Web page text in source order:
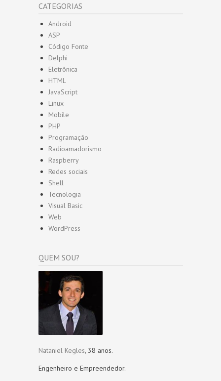
CATEGORIAS
Android
ASP
Código Fonte
Delphi
Eletrônica
HTML
JavaScript
Linux
Mobile
PHP
Programação
Radioamadorismo
Raspberry
Redes sociais
Shell
Tecnologia
Visual Basic
Web
WordPress
QUEM SOU?
Nataniel Kegles, 38 anos.
Engenheiro e Empreendedor.